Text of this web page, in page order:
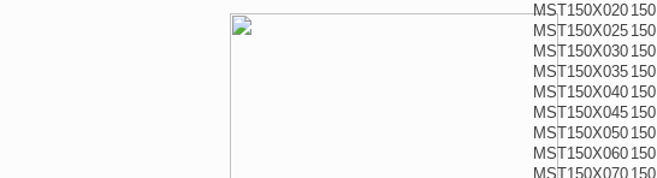
MST150X020 150
MST150X025 150
MST150X030 150
MST150X035 150
MST150X040 150
MST150X045 150
MST150X050 150
MST150X060 150
MST150X070 150